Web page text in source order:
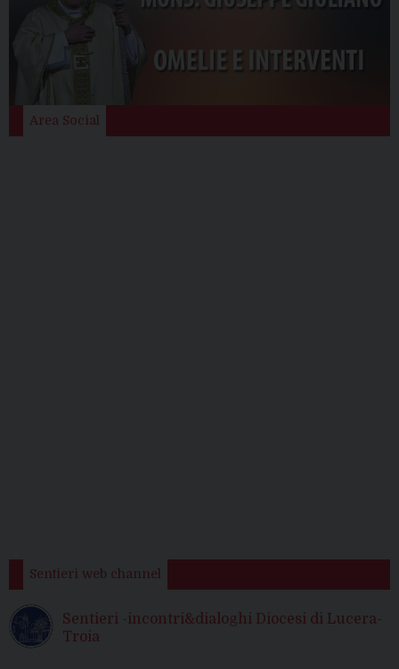
Area Social
Sentieri web channel
Sentieri -incontri&dialoghi Diocesi di Lucera-
Troia